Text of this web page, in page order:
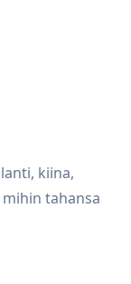
kiina,
tahansa